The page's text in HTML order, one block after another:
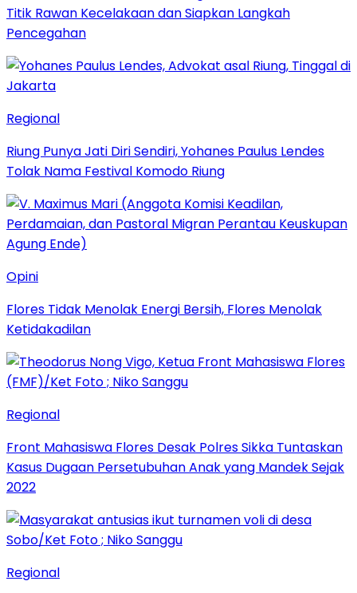
Titik Rawan Kecelakaan dan Siapkan Langkah
Pencegahan
Regional
Riung Punya Jati Diri Sendiri, Yohanes Paulus Lendes
Tolak Nama Festival Komodo Riung
Opini
Flores Tidak Menolak Energi Bersih, Flores Menolak
Ketidakadilan
Regional
Front Mahasiswa Flores Desak Polres Sikka Tuntaskan
Kasus Dugaan Persetubuhan Anak yang Mandek Sejak
2022
Regional